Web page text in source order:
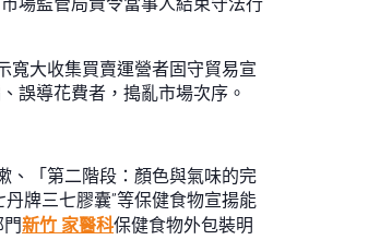
寬大收集買賣運營者固守貿易宣
誤導花費者，搗亂市場次序。
、「第二階段：顏色與氣味的完
牌三七膠囊”等保健食物宣揚能
新竹 家醫科保健食物外包裝明